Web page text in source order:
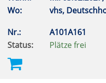
Wo:
vhs,
Nr.:
A101A161
Status:
Plätze frei